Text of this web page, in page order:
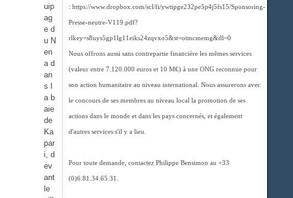
uip
ag
e d
u N
en
a d
an
s l
a b
aie
de
Ka
par
i, d
ev
ant
le
: https://www.dropbox.com/scl/fi/ywtipge232pe5p4j5fs15/Sponsoring-
Presse-neutre-V119.pdf?
rlkey=s8uys5gp1lg11eiks24zqvxo5&st=otmcmemg&dl=0
Nous offrons aussi sans contrepartie financière les mêmes services
(valeur entre 7.120.000 euros et 10 M€) à une ONG reconnue pour
son action humanitaire au niveau international. Nous assurerons avec
le concours de ses membres au niveau local la promotion de ses
actions dans le monde et dans les pays concernés, et également
d'autres services s'il y a lieu.
Pour toute demande, contactez Philippe Bensimon au +33
(0)6.81.34.65.31.